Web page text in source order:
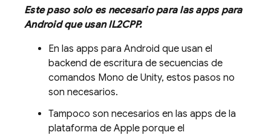
Este paso solo es necesario para las apps para
Android que usan IL2CPP.
En las apps para Android que usan el
backend de escritura de secuencias de
comandos Mono de Unity, estos pasos no
son necesarios.
Tampoco son necesarios en las apps de la
plataforma de Apple porque el